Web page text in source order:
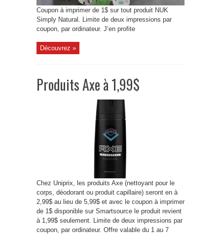
Coupon à imprimer de 1$ sur tout produit NUK
Simply Natural. Limite de deux impressions par
coupon, par ordinateur. J’en profite
Découvrez »
Produits Axe à 1,99$
Chez Uniprix, les produits Axe (nettoyant pour le
corps, déodorant ou produit capillaire) seront en à
2,99$ au lieu de 5,99$ et avec le coupon à imprimer
de 1$ disponible sur Smartsource le produit revient
à 1,99$ seulement. Limite de deux impressions par
coupon, par ordinateur. Offre valable du 1 au 7